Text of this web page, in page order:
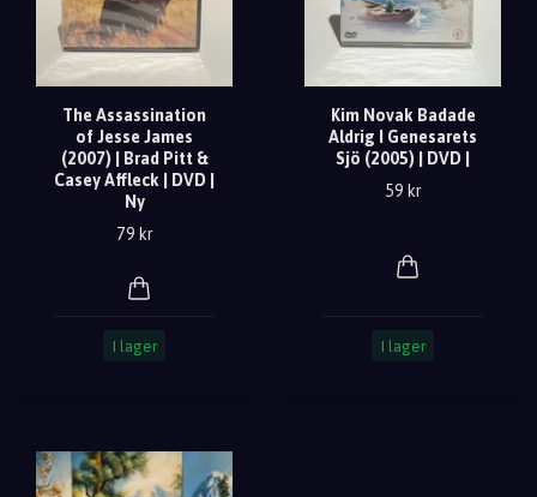
The Assassination
of Jesse James
(2007) | Brad Pitt &
Casey Affleck | DVD |
Ny
79 kr
I lager
Kim Novak Badade
Aldrig I Genesarets
Sjö (2005) | DVD |
59 kr
I lager